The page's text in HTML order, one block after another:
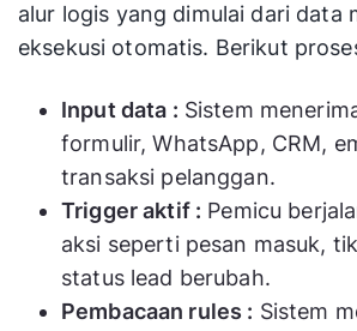
alur logis yang dimulai dari data
eksekusi otomatis. Berikut
Input data : Sistem
formulir, WhatsApp, CRM,
transaksi pelanggan.
Trigger aktif : Pemicu
aksi seperti pesan masuk,
status lead berubah.
Pembacaan rules : Sistem